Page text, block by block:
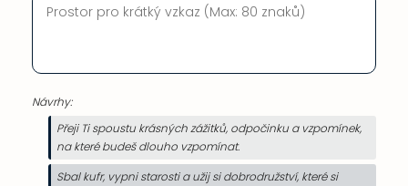
Návrhy:
Přeji Ti spoustu krásných zážitků, odpočinku a vzpomínek,
na které budeš dlouho vzpomínat.
Sbal kufr, vypni starosti a užij si dobrodružství, které si